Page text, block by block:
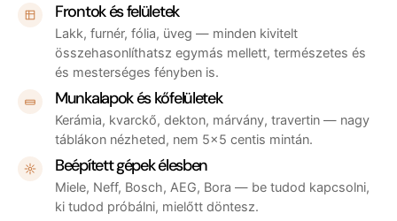
Frontok és felületek
Lakk, furnér, fólia, üveg — minden kivitelt
összehasonlíthatsz egymás mellett, természetes és
és mesterséges fényben is.
Munkalapok és kőfelületek
Kerámia, kvarckő, dekton, márvány, travertin — nagy
táblákon nézheted, nem 5×5 centis mintán.
Beépített gépek élesben
Miele, Neff, Bosch, AEG, Bora — be tudod kapcsolni,
ki tudod próbálni, mielőtt döntesz.